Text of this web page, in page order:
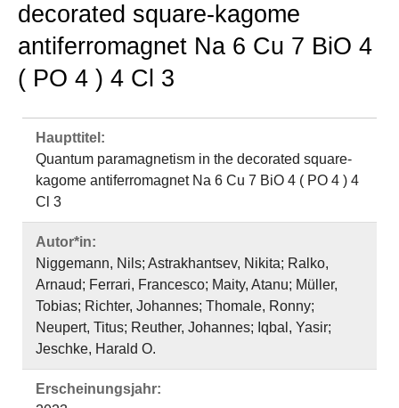
decorated square-kagome
antiferromagnet Na 6 Cu 7 BiO 4
( PO 4 ) 4 Cl 3
Haupttitel:
Quantum paramagnetism in the decorated square-
kagome antiferromagnet Na 6 Cu 7 BiO 4 ( PO 4 ) 4
Cl 3
Autor*in:
Niggemann, Nils; Astrakhantsev, Nikita; Ralko,
Arnaud; Ferrari, Francesco; Maity, Atanu; Müller,
Tobias; Richter, Johannes; Thomale, Ronny;
Neupert, Titus; Reuther, Johannes; Iqbal, Yasir;
Jeschke, Harald O.
Erscheinungsjahr: